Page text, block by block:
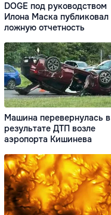
DOGE под руководством
Илона Маска публиковал
ложную отчетность
Машина перевернулась в
результате ДТП возле
аэропорта Кишинева